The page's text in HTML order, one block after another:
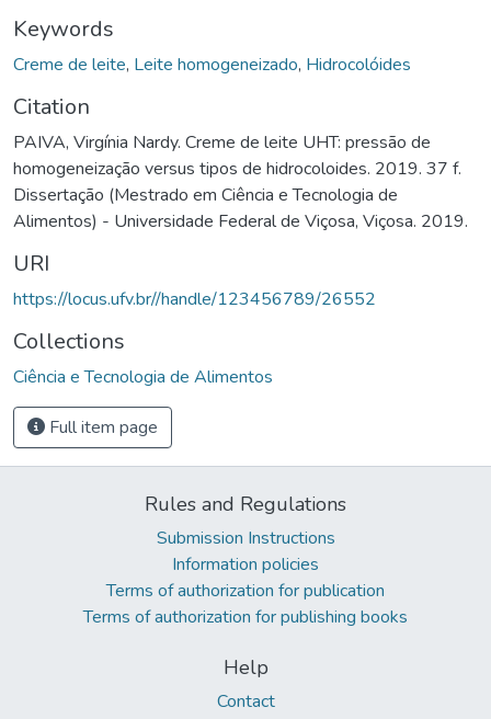
Keywords
Creme de leite, Leite homogeneizado, Hidrocolóides
Citation
PAIVA, Virgínia Nardy. Creme de leite UHT: pressão de
homogeneização versus tipos de hidrocoloides. 2019. 37 f.
Dissertação (Mestrado em Ciência e Tecnologia de
Alimentos) - Universidade Federal de Viçosa, Viçosa. 2019.
URI
https://locus.ufv.br//handle/123456789/26552
Collections
Ciência e Tecnologia de Alimentos
Full item page
Rules and Regulations
Submission Instructions
Information policies
Terms of authorization for publication
Terms of authorization for publishing books
Help
Contact